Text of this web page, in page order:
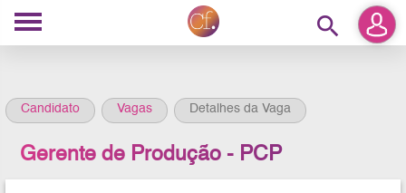
search
Candidato Vagas Detalhes da Vaga
Gerente de Produção - PCP